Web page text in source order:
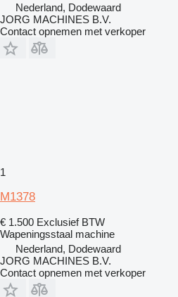
Nederland, Dodewaard
JORG MACHINES B.V.
Contact opnemen met verkoper
1
M1378
€ 1.500 Exclusief BTW
Wapeningsstaal machine
Nederland, Dodewaard
JORG MACHINES B.V.
Contact opnemen met verkoper